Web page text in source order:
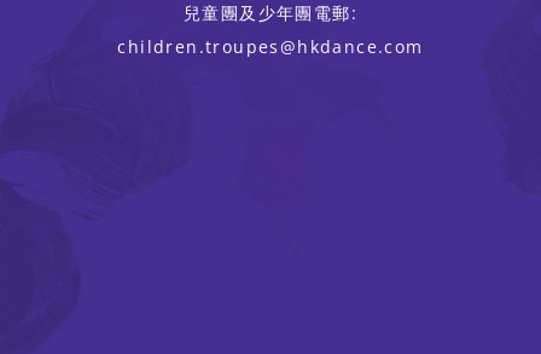
兒童團及少年團電郵:
children.troupes@hkdance.com